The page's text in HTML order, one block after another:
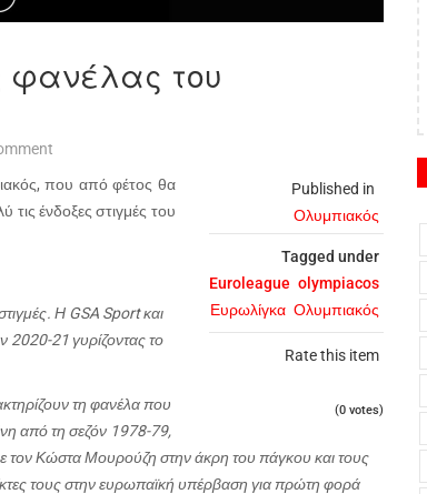
φανέλας του
Published in
Ολυμπιακός
Tagged under
Euroleague olympiacos
Ευρωλίγκα Ολυμπιακός
Rate this item
(0 votes)
που από φέτος θα
τις ένδοξες στιγμές του
Η GSA Sport και
2020-21 γυρίζοντας το
τη φανέλα που
από τη σεζόν 1978-79,
Κώστα Μουρούζη στην άκρη του πάγκου και τους
τους στην ευρωπαϊκή υπέρβαση για πρώτη φορά